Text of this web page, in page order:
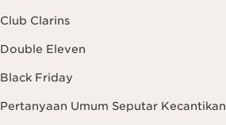
Club Clarins
Double Eleven
Black Friday
Pertanyaan Umum Seputar Kecantikan